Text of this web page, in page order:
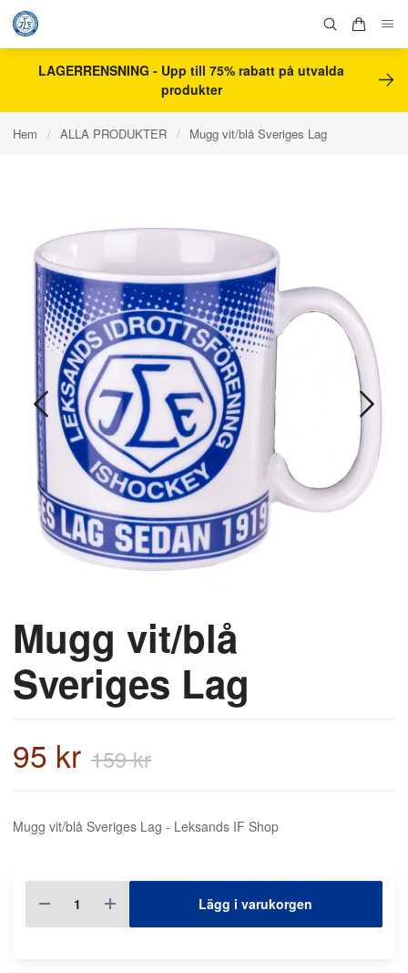
LAGERRENSNING - Upp till 75% rabatt på utvalda
produkter
Hem / ALLA PRODUKTER / Mugg vit/blå Sveriges Lag
Mugg vit/blå
Sveriges Lag
95 kr 159 kr
Mugg vit/blå Sveriges Lag - Leksands IF Shop
Lägg i varukorgen